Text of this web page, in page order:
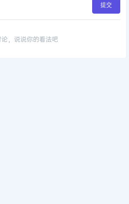
提交
，说说你的看法吧